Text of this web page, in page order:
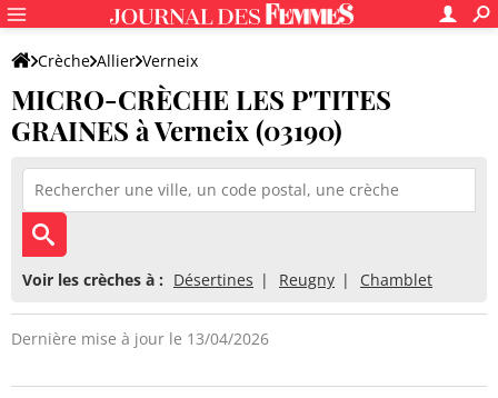
Crèche Allier Verneix
MICRO-CRÈCHE LES P'TITES GRAINES
MICRO-CRÈCHE LES P'TITES
GRAINES à Verneix (03190)
Voir les crèches à : Désertines Reugny Chamblet
Dernière mise à jour le 13/04/2026